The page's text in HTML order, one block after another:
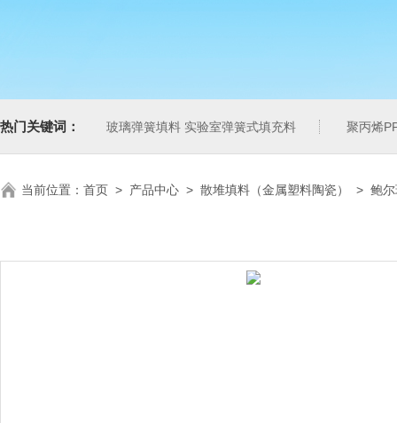
热门关键词： 玻璃弹簧填料 实验室弹簧式填充料 聚丙烯
当前位置： 首页 > 产品中心 > 散堆填料（金属塑料陶瓷） > 鲍